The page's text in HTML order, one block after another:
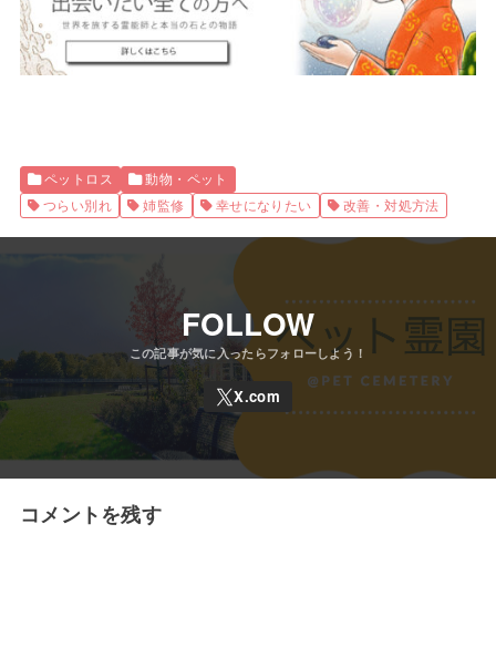
ペットロス
動物・ペット
つらい別れ
姉監修 幸せになりたい 改善・対処方法
FOLLOW
コメントを残す